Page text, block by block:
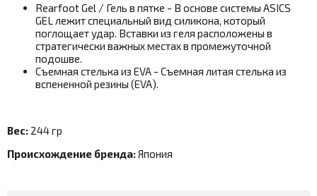
Rearfoot Gel / Гель в пятке - В основе системы ASICS
GEL лежит специальный вид силикона, который
поглощает удар. Вставки из геля расположены в
стратегически важных местах в промежуточной
подошве.
Съемная стелька из EVA - Съемная литая стелька из
вспененной резины (EVA).
Вес: 244 гр
Происхождение бренда:Япония